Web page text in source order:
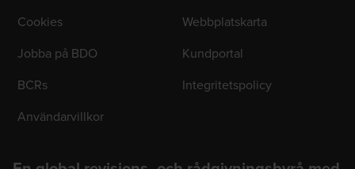
Cookies
Webbplatskarta
Jobba på BDO
Kundportal
BCRs
Integritetspolicy
Användarvillkor